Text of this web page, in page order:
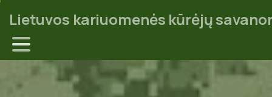
Lietuvos kariuomenės kūrėjų